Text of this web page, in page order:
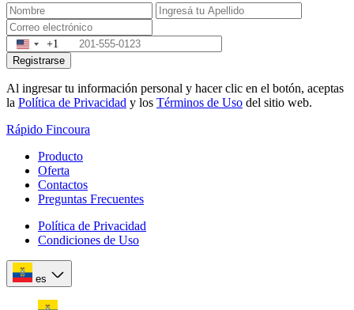
+1
Registrarse
Al ingresar tu información personal y hacer clic en el botón, aceptas
la Política de Privacidad y los Términos de Uso del sitio web.
Rápido Fincoura
Producto
Oferta
Contactos
Preguntas Frecuentes
Política de Privacidad
Condiciones de Uso
es